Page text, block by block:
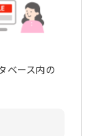
ベース内の